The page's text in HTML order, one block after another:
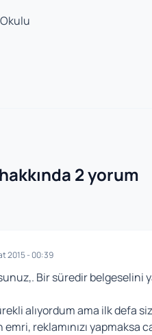
sonrası
2 yorum
2015 - 00:39
Bir süredir
alıyordum ama ilk defa
reklamınızı yapmaksa